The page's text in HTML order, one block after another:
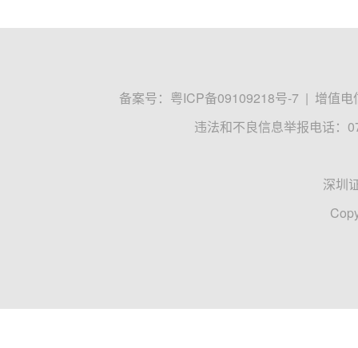
备案号： 粤ICP备09109218号-7 | 增值电
违法和不良信息举报电话：
深圳